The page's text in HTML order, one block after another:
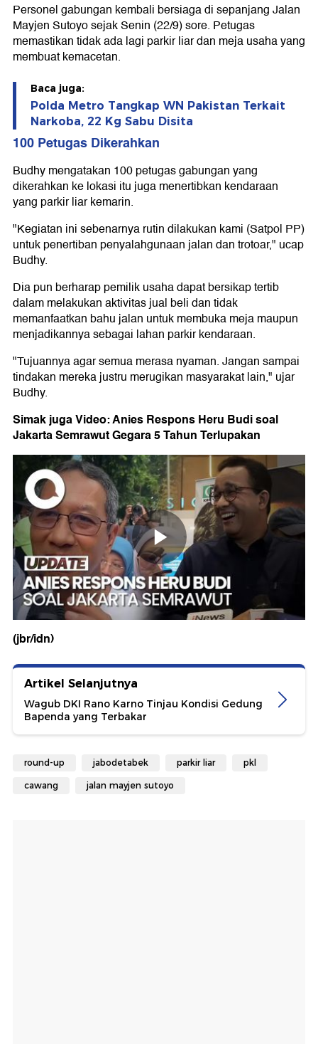
Personel gabungan kembali bersiaga di sepanjang Jalan
Mayjen Sutoyo sejak Senin (22/9) sore. Petugas
memastikan tidak ada lagi parkir liar dan meja usaha yang
membuat kemacetan.
Baca juga:
Polda Metro Tangkap WN Pakistan Terkait
Narkoba, 22 Kg Sabu Disita
100 Petugas Dikerahkan
Budhy mengatakan 100 petugas gabungan yang
dikerahkan ke lokasi itu juga menertibkan kendaraan
yang parkir liar kemarin.
"Kegiatan ini sebenarnya rutin dilakukan kami (Satpol PP)
untuk penertiban penyalahgunaan jalan dan trotoar," ucap
Budhy.
Dia pun berharap pemilik usaha dapat bersikap tertib
dalam melakukan aktivitas jual beli dan tidak
memanfaatkan bahu jalan untuk membuka meja maupun
menjadikannya sebagai lahan parkir kendaraan.
"Tujuannya agar semua merasa nyaman. Jangan sampai
tindakan mereka justru merugikan masyarakat lain," ujar
Budhy.
Simak juga Video: Anies Respons Heru Budi soal
Jakarta Semrawut Gegara 5 Tahun Terlupakan
(jbr/idn)
Artikel Selanjutnya
Wagub DKI Rano Karno Tinjau Kondisi Gedung
Bapenda yang Terbakar
round-up jabodetabek parkir liar pkl
cawang jalan mayjen sutoyo